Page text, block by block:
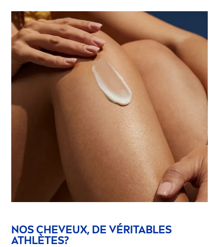
NOS CHEVEUX, DE VÉRITABLES
ATHLÈTES?